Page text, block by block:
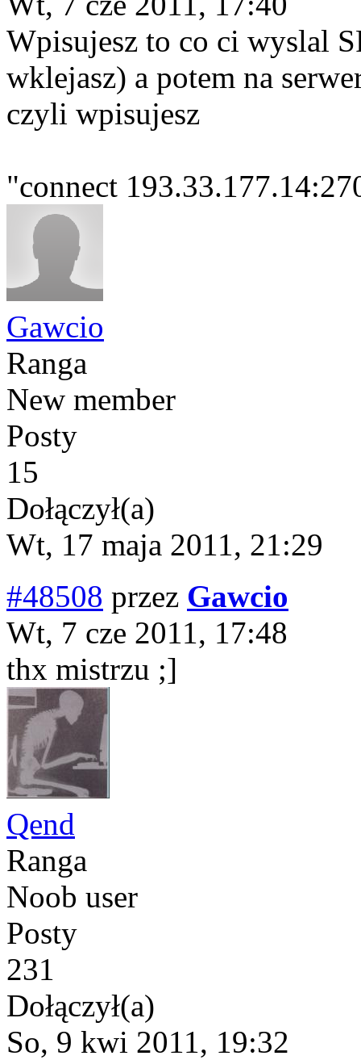
Wpisujesz to co ci wyslal
wklejasz) a potem na
czyli wpisujesz
"connect
Gawcio
Ranga
New member
Posty
15
Dołączył(a)
Wt, 17 maja 2011, 21:29
#48508 przez Gawcio
Wt, 7 cze 2011, 17:48
thx mistrzu ;]
Qend
Ranga
Noob user
Posty
231
Dołączył(a)
So, 9 kwi 2011, 19:32